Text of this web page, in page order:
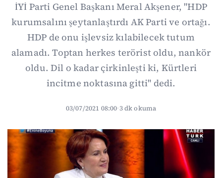
İYİ Parti Genel Başkanı Meral Akşener, "HDP
kurumsalını şeytanlaştırdı AK Parti ve ortağı.
HDP de onu işlevsiz kılabilecek tutum
alamadı. Toptan herkes terörist oldu, nankör
oldu. Dil o kadar çirkinleşti ki, Kürtleri
incitme noktasına gitti" dedi.
03/07/2021 08:00·3 dk okuma